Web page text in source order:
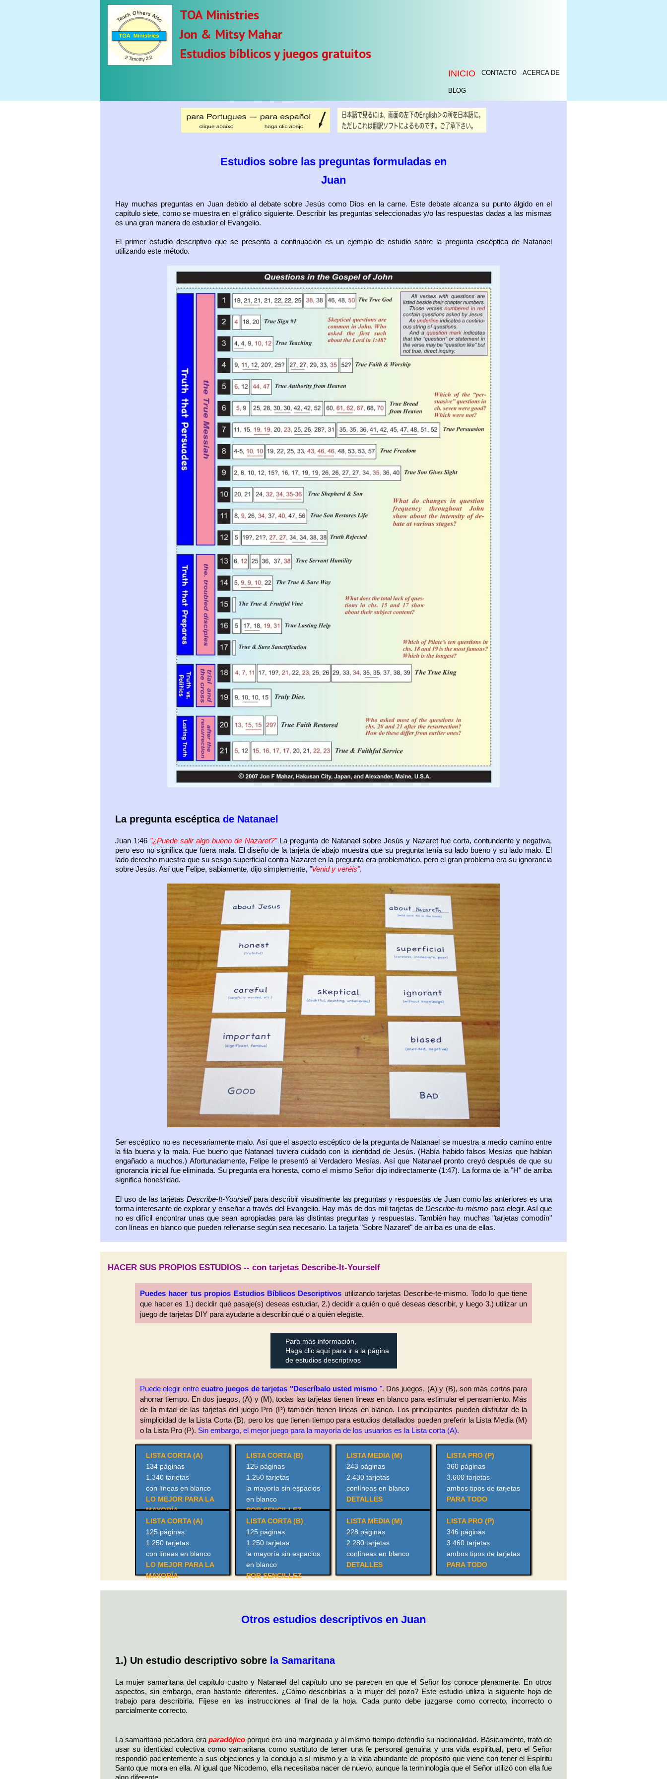
TOA Ministries
Jon & Mitsy Mahar
Estudios bíblicos y juegos gratuitos
INICIO CONTACTO ACERCA DE
BLOG
Estudios sobre las preguntas formuladas en
Juan
Hay muchas preguntas en Juan debido al debate sobre Jesús como Dios en la carne. Este debate alcanza su punto álgido en el
capítulo siete, como se muestra en el gráfico siguiente. Describir las preguntas seleccionadas y/o las respuestas dadas a las mismas
es una gran manera de estudiar el Evangelio.
El primer estudio descriptivo que se presenta a continuación es un ejemplo de estudio sobre la pregunta escéptica de Natanael
utilizando este método.
La pregunta escéptica de Natanael
Juan 1:46 "¿Puede salir algo bueno de Nazaret?"La pregunta de Natanael sobre Jesús y Nazaret fue corta, contundente y negativa,
pero eso no significa que fuera mala. El diseño de la tarjeta de abajo muestra que su pregunta tenía su lado bueno y su lado malo. El
lado derecho muestra que su sesgo superficial contra Nazaret en la pregunta era problemático, pero el gran problema era su ignorancia
sobre Jesús. Así que Felipe, sabiamente, dijo simplemente, "Venid y veréis".
Ser escéptico no es necesariamente malo. Así que el aspecto escéptico de la pregunta de Natanael se muestra a medio camino entre
la fila buena y la mala. Fue bueno que Natanael tuviera cuidado con la identidad de Jesús. (Había habido falsos Mesías que habían
engañado a muchos.) Afortunadamente, Felipe le presentó al Verdadero Mesías. Así que Natanael pronto creyó después de que su
ignorancia inicial fue eliminada. Su pregunta era honesta, como el mismo Señor dijo indirectamente (1:47). La forma de la "H" de arriba
significa honestidad.
El uso de las tarjetasDescribe-It-Yourselfpara describir visualmente las preguntas y respuestas de Juan como las anteriores es una
forma interesante de explorar y enseñar a través del Evangelio. Hay más de dos mil tarjetas deDescribe-tu-mismo para elegir. Así que
no es difícil encontrar unas que sean apropiadas para las distintas preguntas y respuestas. También hay muchas "tarjetas comodín"
con líneas en blanco que pueden rellenarse según sea necesario. La tarjeta "Sobre Nazaret" de arriba es una de ellas.
HACER SUS PROPIOS ESTUDIOS -- con tarjetas Describe-It-Yourself
Puedes hacer tus propios Estudios Bíblicos Descriptivos utilizando tarjetas Describe-te-mismo. Todo lo que tiene
que hacer es 1.) decidir qué pasaje(s) deseas estudiar, 2.) decidir a quién o qué deseas describir, y luego 3.) utilizar un
juego de tarjetas DIY para ayudarte a describir qué o a quién elegiste.
Para más información,
Haga clic aquí para ir a la página
de estudios descriptivos
Puede elegir entrecuatro juegos de tarjetas "Descríbalo usted mismo ". Dos juegos, (A) y (B), son más cortos para
ahorrar tiempo. En dos juegos, (A) y (M), todas las tarjetas tienen líneas en blanco para estimular el pensamiento. Más
de la mitad de las tarjetas del juego Pro (P) también tienen líneas en blanco. Los principiantes pueden disfrutar de la
simplicidad de la Lista Corta (B), pero los que tienen tiempo para estudios detallados pueden preferir la Lista Media (M)
o la Lista Pro (P). Sin embargo, el mejor juego para la mayoría de los usuarios es la Lista corta (A).
LISTA CORTA (A)
134 páginas
1.340 tarjetas
con líneas en blanco
LO MEJOR PARA LA
MAYORÍA
LISTA CORTA (B)
125 páginas
1.250 tarjetas
la mayoría sin espacios
en blanco
POR SENCILLEZ
LISTA MEDIA (M)
243 páginas
2.430 tarjetas
conlíneas en blanco
DETALLES
LISTA PRO (P)
360 páginas
3.600 tarjetas
ambos tipos de tarjetas
PARA TODO
LISTA CORTA (A)
125 páginas
1.250 tarjetas
con líneas en blanco
LO MEJOR PARA LA
MAYORÍA
LISTA CORTA (B)
125 páginas
1.250 tarjetas
la mayoría sin espacios
en blanco
POR SENCILLEZ
LISTA MEDIA (M)
228 páginas
2.280 tarjetas
conlíneas en blanco
DETALLES
LISTA PRO (P)
346 páginas
3.460 tarjetas
ambos tipos de tarjetas
PARA TODO
Otros estudios descriptivos en Juan
1.) Un estudio descriptivo sobre la Samaritana
La mujer samaritana del capítulo cuatro y Natanael del capítulo uno se parecen en que el Señor los conoce plenamente. En otros
aspectos, sin embargo, eran bastante diferentes. ¿Cómo describirías a la mujer del pozo? Este estudio utiliza la siguiente hoja de
trabajo para describirla. Fíjese en las instrucciones al final de la hoja. Cada punto debe juzgarse como correcto, incorrecto o
parcialmente correcto.
La samaritana pecadora era paradójicoporque era una marginada y al mismo tiempo defendía su nacionalidad. Básicamente, trató de
usar su identidad colectiva como samaritana como sustituto de tener una fe personal genuina y una vida espiritual, pero el Señor
respondió pacientemente a sus objeciones y la condujo a sí mismo y a la vida abundante de propósito que viene con tener el Espíritu
Santo que mora en ella. Al igual que Nicodemo, ella necesitaba nacer de nuevo, aunque la terminología que el Señor utilizó con ella fue